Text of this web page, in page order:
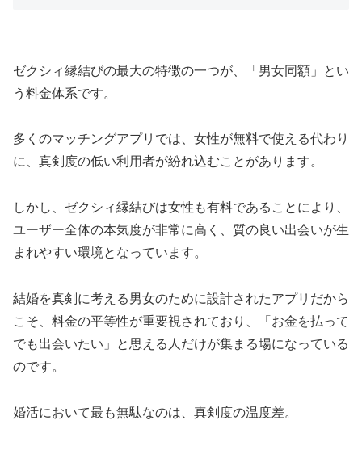
ゼクシィ縁結びの最大の特徴の一つが、「男女同額」とい
う料金体系です。
多くのマッチングアプリでは、女性が無料で使える代わり
に、真剣度の低い利用者が紛れ込むことがあります。
しかし、ゼクシィ縁結びは女性も有料であることにより、
ユーザー全体の本気度が非常に高く、質の良い出会いが生
まれやすい環境となっています。
結婚を真剣に考える男女のために設計されたアプリだから
こそ、料金の平等性が重要視されており、「お金を払って
でも出会いたい」と思える人だけが集まる場になっている
のです。
婚活において最も無駄なのは、真剣度の温度差。